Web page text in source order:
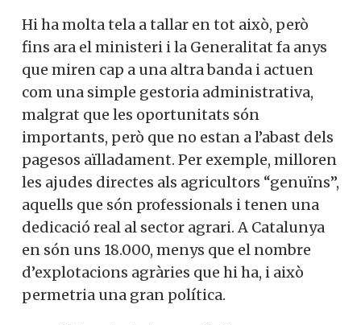
Hi ha molta tela a tallar en tot això, però
fins ara el ministeri i la Generalitat fa anys
que miren cap a una altra banda i actuen
com una simple gestoria administrativa,
malgrat que les oportunitats són
importants, però que no estan a l’abast dels
pagesos aïlladament. Per exemple, milloren
les ajudes directes als agricultors “genuïns”,
aquells que són professionals i tenen una
dedicació real al sector agrari. A Catalunya
en són uns 18.000, menys que el nombre
d’explotacions agràries que hi ha, i això
permetria una gran política.